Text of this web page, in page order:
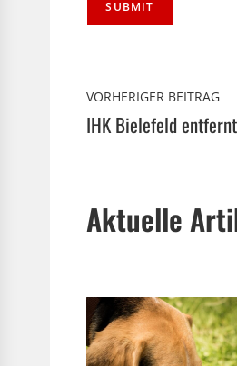
VORHERIGER BEITRAG
IHK Bielefeld
Aktuelle